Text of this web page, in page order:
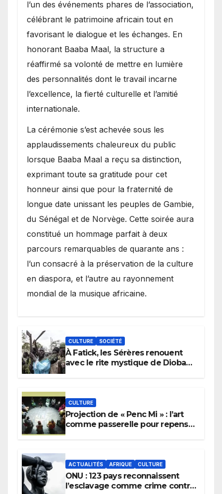
l’un des événements phares de l’association,
célébrant le patrimoine africain tout en
favorisant le dialogue et les échanges. En
honorant Baaba Maal, la structure a
réaffirmé sa volonté de mettre en lumière
des personnalités dont le travail incarne
l’excellence, la fierté culturelle et l’amitié
internationale.
​La cérémonie s’est achevée sous les
applaudissements chaleureux du public
lorsque Baaba Maal a reçu sa distinction,
exprimant toute sa gratitude pour cet
honneur ainsi que pour la fraternité de
longue date unissant les peuples de Gambie,
du Sénégal et de Norvège. Cette soirée aura
constitué un hommage parfait à deux
parcours remarquables de quarante ans :
l’un consacré à la préservation de la culture
en diaspora, et l’autre au rayonnement
mondial de la musique africaine.
CULTURE SOCIÉTÉ
À Fatick, les Sérères renouent
avec le rite mystique de Diobaye
CULTURE
Projection de « Penc Mi » : l’art
comme passerelle pour repenser
ACTUALITÉS AFRIQUE CULTURE
ONU : 123 pays reconnaissent
l’esclavage comme crime contre